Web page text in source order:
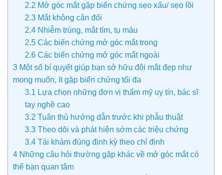
2.2 Mở góc mắt gặp biến chứng sẹo xấu/ sẹo lồi
2.3 Mắt không cân đối
2.4 Nhiễm trùng, mắt tím, tụ máu
2.5 Các biến chứng mở góc mắt trong
2.6 Các biến chứng mở góc mắt ngoài
3 Một số bí quyết giúp bạn sở hữu đôi mắt đẹp như
mong muốn, ít gặp biến chứng tối đa
3.1 Lựa chọn những đơn vị thẩm mỹ uy tín, bác sĩ
tay nghề cao
3.2 Tuân thủ hướng dẫn trước khi phẫu thuật
3.3 Theo dõi và phát hiện sớm các triệu chứng
3.4 Tái khám đúng định kỳ theo chỉ định
4 Những câu hỏi thường gặp khác về mở góc mắt có
thể bạn quan tâm